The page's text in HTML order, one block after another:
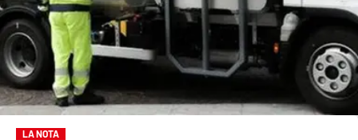
EVENTI
SPORT
Streaming
LAC TV
LA NOTA